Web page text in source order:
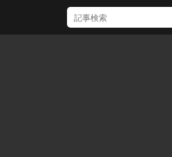
[Mac]Mac mini M1 がいい感じ